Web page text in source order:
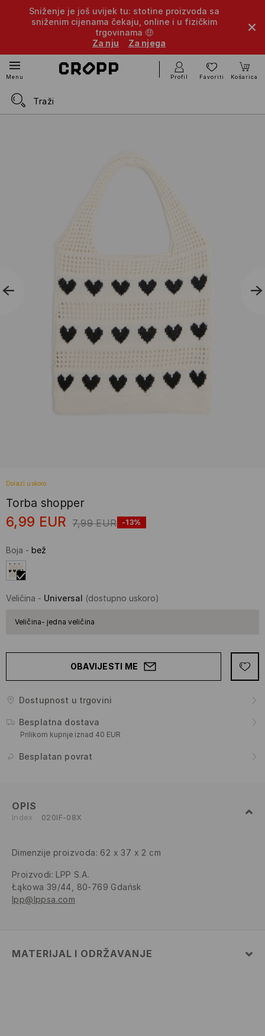
Sniženje je još uvijek tu: stotine proizvoda sa
sniženim cijenama čekaju, online i u fizičkim
trgovinama 🤑
Za nju
Za njega
Menu Profil Favoriti Košarica
Dolazi uskoro
Torba shopper
6,99 EUR 7,99 EUR -13%
Boja - bež
Veličina - Universal (dostupno uskoro)
Veličina- jedna veličina
OBAVIJESTI ME
Dostupnost u trgovini
Besplatna dostava
Prilikom kupnje iznad 40 EUR
Besplatan povrat
OPIS
Index 020IF-08X
Dimenzije proizvoda: 62 x 37 x 2 cm
Proizvodi: LPP S.A.
Łąkowa 39/44, 80-769 Gdańsk
lpp@lppsa.com
MATERIJAL I ODRŽAVANJE